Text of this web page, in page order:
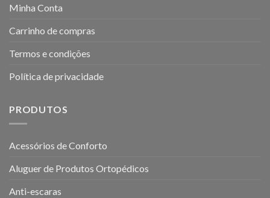
Minha Conta
Carrinho de compras
Termos e condições
Política de privacidade
PRODUTOS
Acessórios de Conforto
Aluguer de Produtos Ortopédicos
Anti-escaras